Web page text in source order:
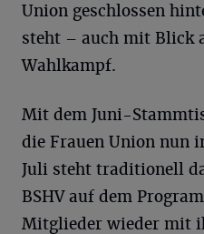
Union geschlossen
steht – auch mit Blick
Wahlkampf.
Mit dem Juni-
die Frauen Union nun
Juli steht traditionell
BSHV auf dem
Mitglieder wieder mit